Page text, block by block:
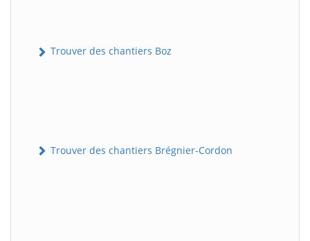
Trouver des chantiers Boz
Trouver des chantiers Brégnier-Cordon